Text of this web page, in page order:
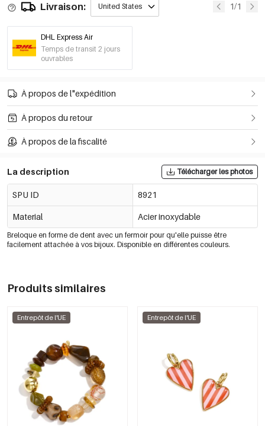
Livraison: United States 1/1
DHL Express Air
Temps de transit 2 jours
ouvrables
À propos de l"expédition
À propos du retour
À propos de la fiscalité
La description Télécharger les photos
SPU ID 8921
Material Acier inoxydable
Breloque en forme de dent avec un fermoir pour qu'elle puisse être
facilement attachée à vos bijoux. Disponible en différentes couleurs.
Produits similaires
Entrepôt de l'UE Entrepôt de l'UE